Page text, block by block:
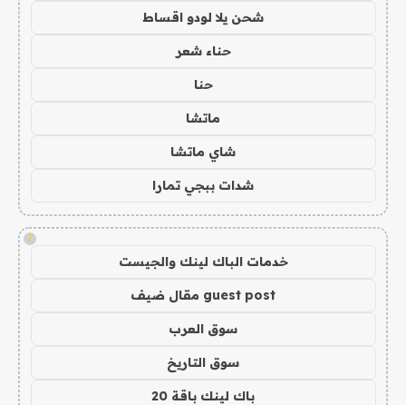
شحن يلا لودو اقساط
حناء شعر
حنا
ماتشا
شاي ماتشا
شدات ببجي تمارا
!
خدمات الباك لينك والجيست
guest post مقال ضيف
سوق العرب
سوق التاريخ
باك لينك باقة 20